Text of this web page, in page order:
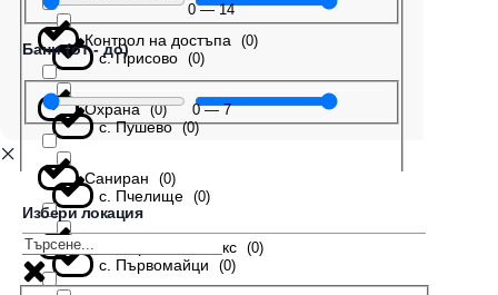
с. Присово (0)
с. Пушево (0)
с. Пчелище (0)
с. Първомайци (0)
Контрол на достъпа (0)
Охрана (0)
Саниран (0)
В затворен комплекс (0)
0—14
Бани (от - до)
0—7
Избери локация